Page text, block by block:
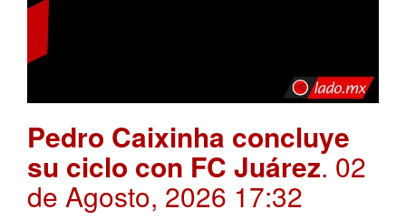
Pedro Caixinha concluye
su ciclo con FC Juárez. 02
de Agosto, 2026 17:32